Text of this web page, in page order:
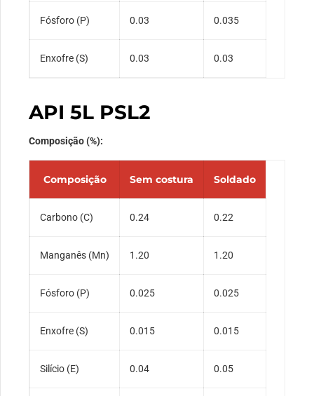
Fósforo (P) 0.03 0.035
Enxofre (S) 0.03 0.03
API 5L PSL2
Composição (%):
Composição Sem costura Soldado
Carbono (C) 0.24 0.22
Manganês (Mn) 1.20 1.20
Fósforo (P) 0.025 0.025
Enxofre (S) 0.015 0.015
Silício (E) 0.04 0.05